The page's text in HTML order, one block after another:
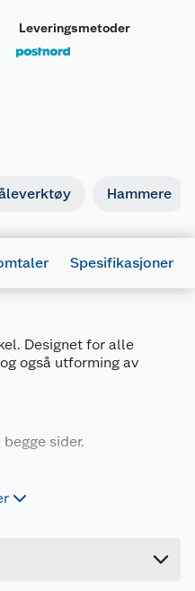
Leveringsmetoder
Hammere
Spesifikasjoner
Designet for alle
også utforming av
sider.
overflate.
hver 2 mm. Markert